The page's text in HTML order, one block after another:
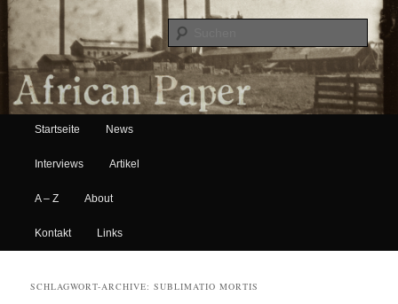
African Paper
Hauptmenü
Zum Inhalt wechseln
Zum sekundären Inhalt wechseln
Startseite News
Interviews Artikel
A – Z About
Kontakt Links
SCHLAGWORT-ARCHIVE:SUBLIMATIO MORTIS